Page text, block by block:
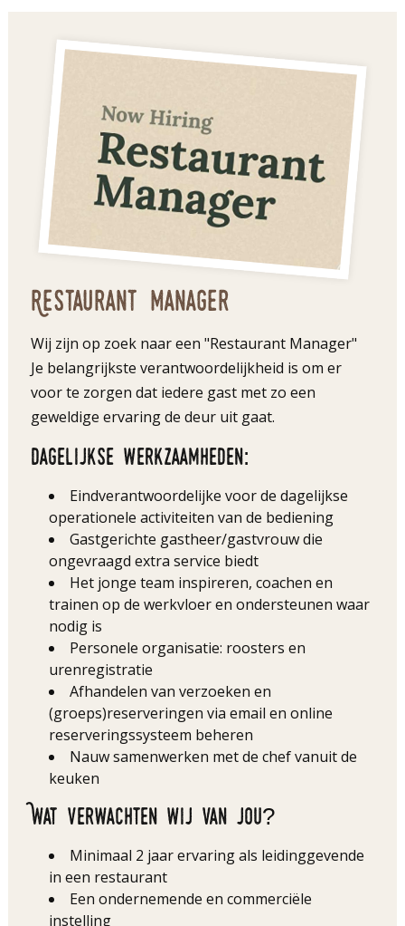
Restaurant manager
Wij zijn op zoek naar een "Restaurant Manager"
Je belangrijkste verantwoordelijkheid is om er
voor te zorgen dat iedere gast met zo een
geweldige ervaring de deur uit gaat.
Dagelijkse werkzaamheden:
Eindverantwoordelijke voor de dagelijkse
operationele activiteiten van de bediening
Gastgerichte gastheer/gastvrouw die
ongevraagd extra service biedt
Het jonge team inspireren, coachen en
trainen op de werkvloer en ondersteunen waar
nodig is
Personele organisatie: roosters en
urenregistratie
Afhandelen van verzoeken en
(groeps)reserveringen via email en online
reserveringssysteem beheren
Nauw samenwerken met de chef vanuit de
keuken
Wat verwachten wij van jou?
Minimaal 2 jaar ervaring als leidinggevende
in een restaurant
Een ondernemende en commerciële
instelling